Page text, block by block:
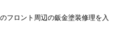
フロント周辺の鈑金塗装修理を入